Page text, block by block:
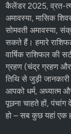
कैलेंडर 2025,व्रत-
अमावस्या, मासिक
सोमवती अमावस्या,
सकते हैं। हमारे
वार्षिक राशिफल की
ग्रहण (चंद्र ग्रहण
तिथि से जुड़ी
आपको धर्म, अध्यात्म
पूछना चाहते हों, पंचांग
हो – सब कुछ यहां एक